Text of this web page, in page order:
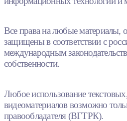
Все права на любые материалы,
защищены в соответствии с
международным
собственности.
Любое использование
видеоматериалов возможно
правообладателя (ВГТРК).